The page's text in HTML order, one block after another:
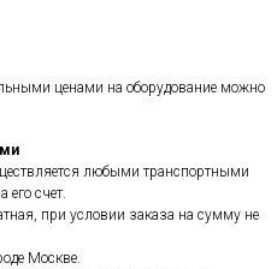
ценами на оборудование можно
любыми транспортными
счет.
при условии заказа на сумму не
Москве.